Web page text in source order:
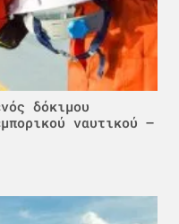
δόκιμου
ναυτικού –